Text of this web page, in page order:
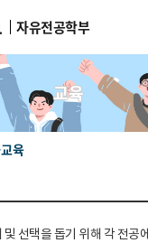
자유전공학부
교육
육
선택을 돕기 위해 각 전공